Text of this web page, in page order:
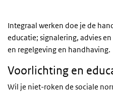
Integraal werken doe je de
educatie; signalering, advies
en regelgeving en handhaving.
Voorlichting en
Wil je niet-roken de sociale